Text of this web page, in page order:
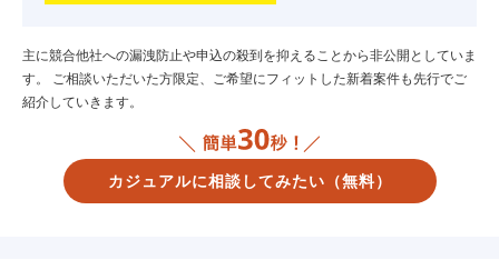
主に競合他社への漏洩防止や申込の殺到を抑えることから非公開としていま
す。 ご相談いただいた方限定、ご希望にフィットした新着案件も先行でご
紹介していきます。
カジュアルに相談してみたい （無料）